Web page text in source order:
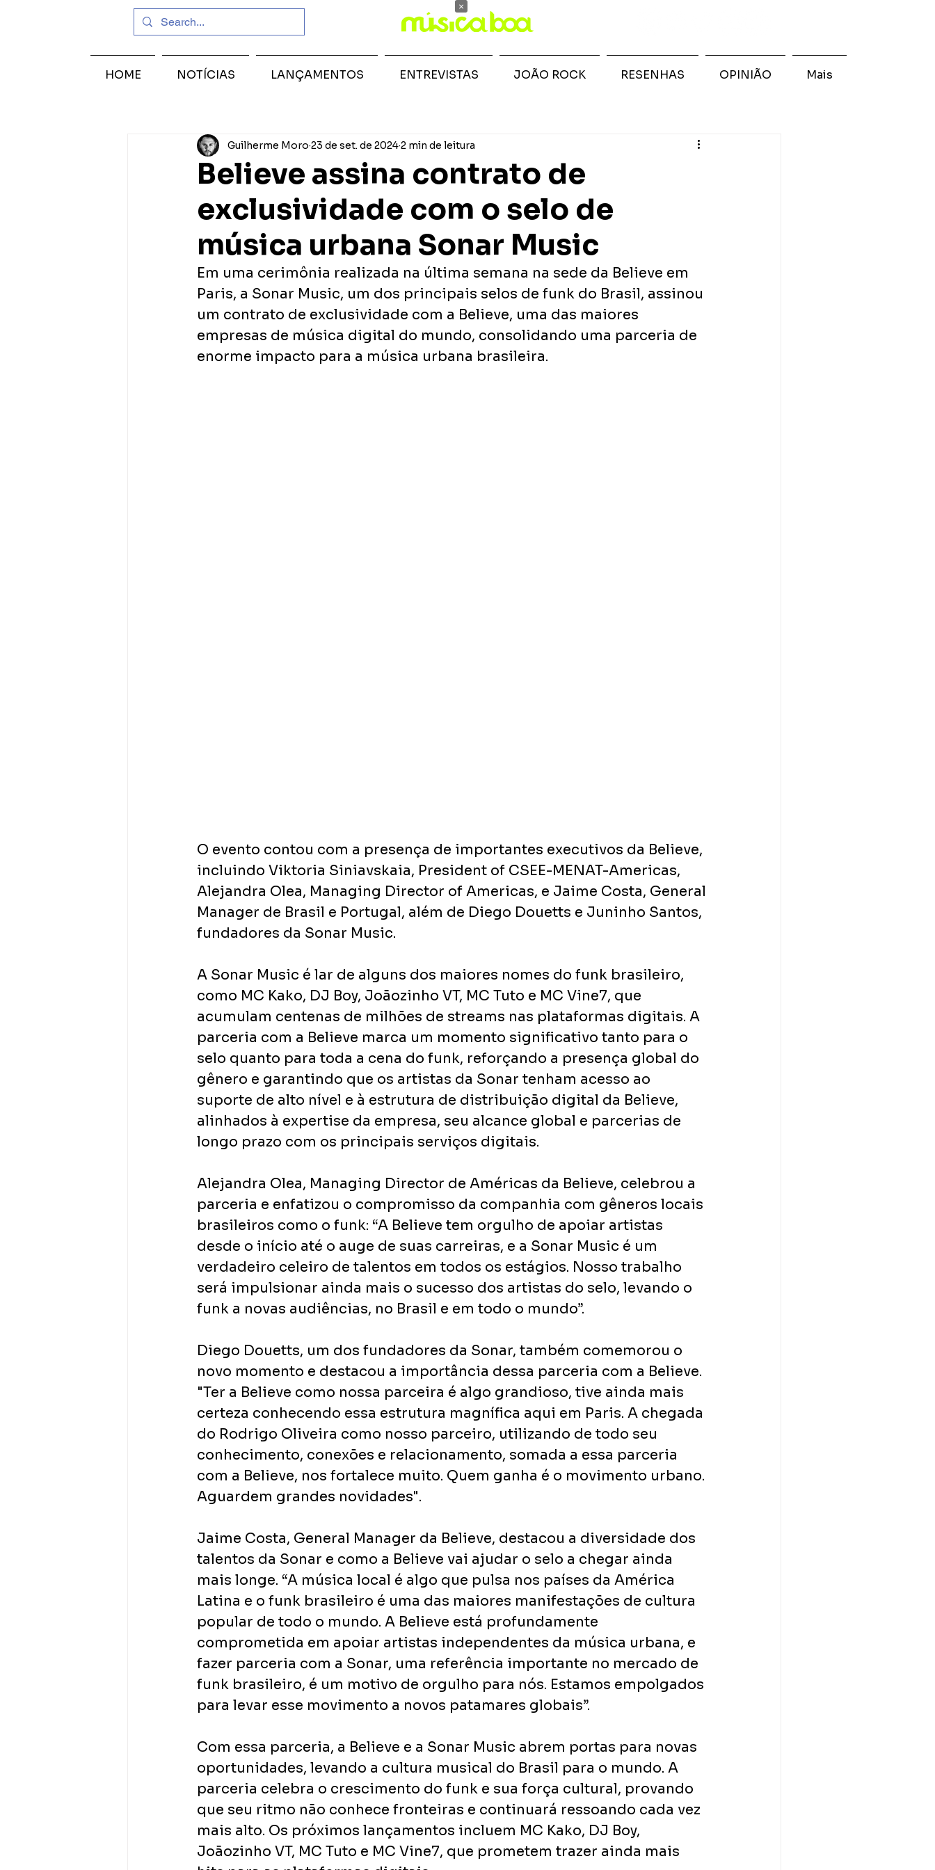
Believe assina contrato de
exclusividade com o selo de
música urbana Sonar Music
Guilherme Moro 23 de set. de 20242 min de leitura
Em uma cerimônia realizada na última semana na sede da Believe em
Paris, a Sonar Music, um dos principais selos de funk do Brasil, assinou
um contrato de exclusividade com a Believe, uma das maiores
empresas de música digital do mundo, consolidando uma parceria de
enorme impacto para a música urbana brasileira.
O evento contou com a presença de importantes executivos da Believe,
incluindo Viktoria Siniavskaia, President of CSEE-MENAT-Americas,
Alejandra Olea, Managing Director of Americas, e Jaime Costa, General
Manager de Brasil e Portugal, além de Diego Douetts e Juninho Santos,
fundadores da Sonar Music.
A Sonar Music é lar de alguns dos maiores nomes do funk brasileiro,
como MC Kako, DJ Boy, Joãozinho VT, MC Tuto e MC Vine7, que
acumulam centenas de milhões de streams nas plataformas digitais. A
parceria com a Believe marca um momento significativo tanto para o
selo quanto para toda a cena do funk, reforçando a presença global do
gênero e garantindo que os artistas da Sonar tenham acesso ao
suporte de alto nível e à estrutura de distribuição digital da Believe,
alinhados à expertise da empresa, seu alcance global e parcerias de
longo prazo com os principais serviços digitais.
Alejandra Olea, Managing Director de Américas da Believe, celebrou a
parceria e enfatizou o compromisso da companhia com gêneros locais
brasileiros como o funk: “A Believe tem orgulho de apoiar artistas
desde o início até o auge de suas carreiras, e a Sonar Music é um
verdadeiro celeiro de talentos em todos os estágios. Nosso trabalho
será impulsionar ainda mais o sucesso dos artistas do selo, levando o
funk a novas audiências, no Brasil e em todo o mundo”.
Diego Douetts, um dos fundadores da Sonar, também comemorou o
novo momento e destacou a importância dessa parceria com a Believe.
"Ter a Believe como nossa parceira é algo grandioso, tive ainda mais
certeza conhecendo essa estrutura magnífica aqui em Paris. A chegada
do Rodrigo Oliveira como nosso parceiro, utilizando de todo seu
conhecimento, conexões e relacionamento, somada a essa parceria
com a Believe, nos fortalece muito. Quem ganha é o movimento urbano.
Aguardem grandes novidades".
Jaime Costa, General Manager da Believe, destacou a diversidade dos
talentos da Sonar e como a Believe vai ajudar o selo a chegar ainda
mais longe. “A música local é algo que pulsa nos países da América
Latina e o funk brasileiro é uma das maiores manifestações de cultura
popular de todo o mundo. A Believe está profundamente
comprometida em apoiar artistas independentes da música urbana, e
fazer parceria com a Sonar, uma referência importante no mercado de
funk brasileiro, é um motivo de orgulho para nós. Estamos empolgados
para levar esse movimento a novos patamares globais”.
Com essa parceria, a Believe e a Sonar Music abrem portas para novas
oportunidades, levando a cultura musical do Brasil para o mundo. A
parceria celebra o crescimento do funk e sua força cultural, provando
que seu ritmo não conhece fronteiras e continuará ressoando cada vez
mais alto. Os próximos lançamentos incluem MC Kako, DJ Boy,
Joãozinho VT, MC Tuto e MC Vine7, que prometem trazer ainda mais
HOME NOTÍCIAS LANÇAMENTOS ENTREVISTAS JOÃO ROCK RESENHAS OPINIÃO Mais
×